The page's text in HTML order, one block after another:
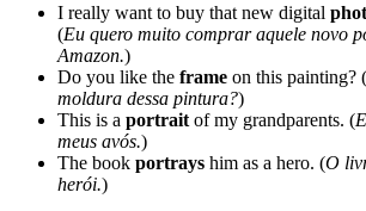
I really want to buy that new digital
(Eu quero muito comprar aquele novo
Amazon.)
Do you like the frame on this painting? (
moldura dessa pintura?)
This is a portrait of my grandparents. (
meus avós.)
The book portrays him as a hero. (O
herói.)